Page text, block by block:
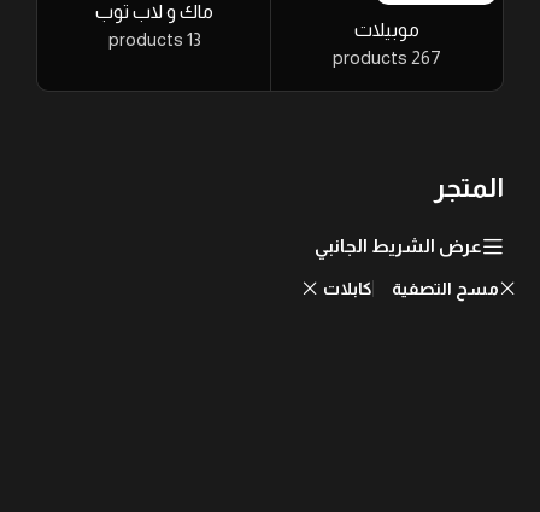
موبيلات
267 products
ماك و لاب توب
13 products
المتجر
عرض الشريط الجانبي
مسح التصفية كابلات